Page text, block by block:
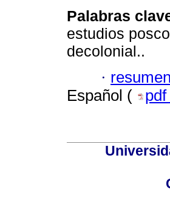
Palabras
estudios
decolonial..
·
Español (
pdf